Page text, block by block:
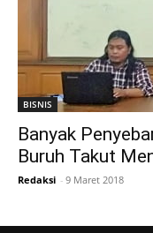
BISNIS
Banyak
Buruh Takut
Redaksi - 9 Maret 2018